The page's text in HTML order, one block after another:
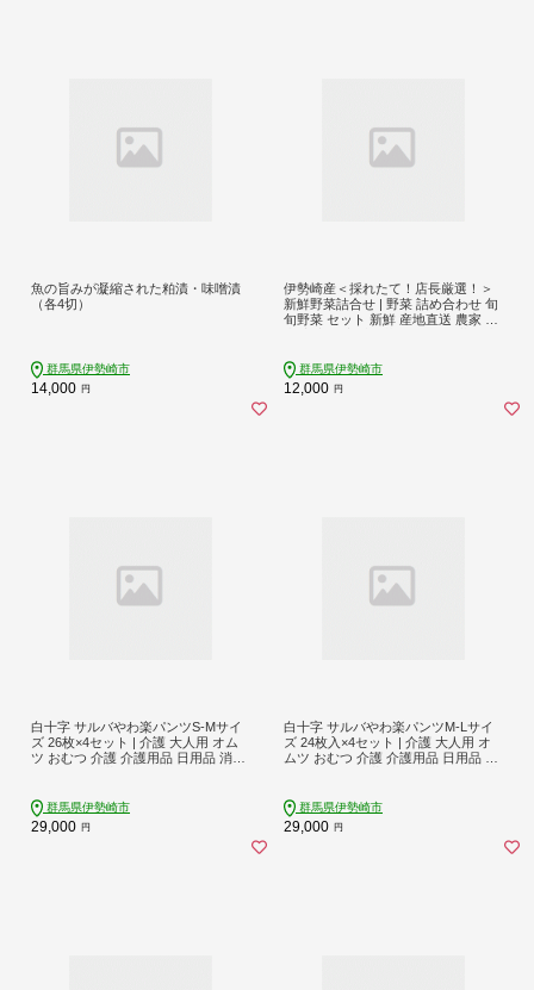
魚の旨みが凝縮された粕漬・味噌漬
（各4切）
群馬県伊勢崎市
14,000 円
伊勢崎産＜採れたて！店長厳選！＞
新鮮野菜詰合せ | 野菜 詰め合わせ 旬
旬野菜 セット 新鮮 産地直送 農家 産
季節の野菜 やさい サラダ
群馬県伊勢崎市
12,000 円
白十字 サルバやわ楽パンツS-Mサイ
ズ 26枚×4セット | 介護 大人用 オム
ツ おむつ 介護 介護用品 日用品 消耗
群馬県伊勢崎市
29,000 円
白十字 サルバやわ楽パンツM-Lサイ
ズ 24枚入×4セット | 介護 大人用 オ
ムツ おむつ 介護 介護用品 日用品 消
群馬県伊勢崎市
29,000 円